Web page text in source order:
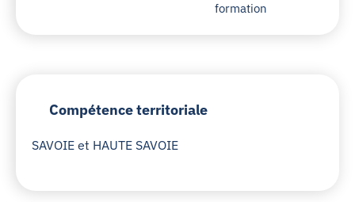
formation
Compétence territoriale
SAVOIE et HAUTE SAVOIE